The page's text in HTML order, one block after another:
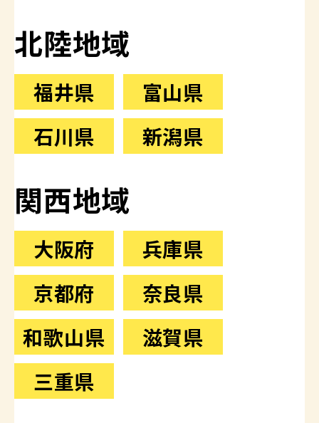
北陸地域
福井県
富山県
石川県
新潟県
関西地域
大阪府
兵庫県
京都府
奈良県
和歌山県
滋賀県
三重県